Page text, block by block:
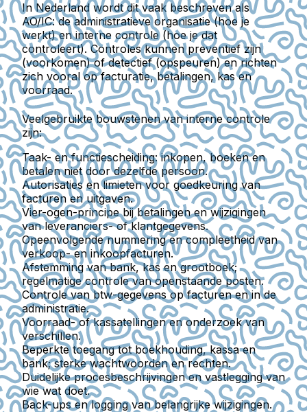
In Nederland wordt dit vaak beschreven als
AO/IC: de administratieve organisatie (hoe je
werkt) en interne controle (hoe je dat
controleert). Controles kunnen preventief zijn
(voorkomen) of detectief (opspeuren) en richten
zich vooral op facturatie, betalingen, kas en
voorraad.
Veelgebruikte bouwstenen van interne controle
zijn:
Taak- en functiescheiding: inkopen, boeken en
betalen niet door dezelfde persoon.
Autorisaties en limieten voor goedkeuring van
facturen en uitgaven.
Vier-ogen-principe bij betalingen en wijzigingen
van leveranciers- of klantgegevens.
Opeenvolgende nummering en compleetheid van
verkoop- en inkoopfacturen.
Afstemming van bank, kas en grootboek;
regelmatige controle van openstaande posten.
Controle van btw-gegevens op facturen en in de
administratie.
Voorraad- of kassatellingen en onderzoek van
verschillen.
Beperkte toegang tot boekhouding, kassa en
bank; sterke wachtwoorden en rechten.
Duidelijke procesbeschrijvingen en vastlegging van
wie wat doet.
Back-ups en logging van belangrijke wijzigingen.